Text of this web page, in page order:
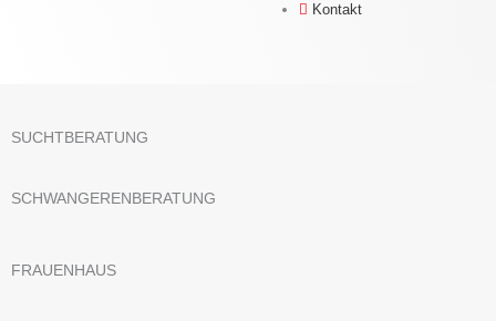
Kontakt
SUCHTBERATUNG
SCHWANGERENBERATUNG
FRAUENHAUS